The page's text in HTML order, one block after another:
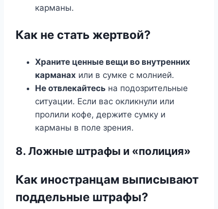
карманы.
Как не стать жертвой?
Храните ценные вещи во внутренних
карманах или в сумке с молнией.
Не отвлекайтесь на подозрительные
ситуации. Если вас окликнули или
пролили кофе, держите сумку и
карманы в поле зрения.
8. Ложные штрафы и «полиция»
Как иностранцам выписывают
поддельные штрафы?